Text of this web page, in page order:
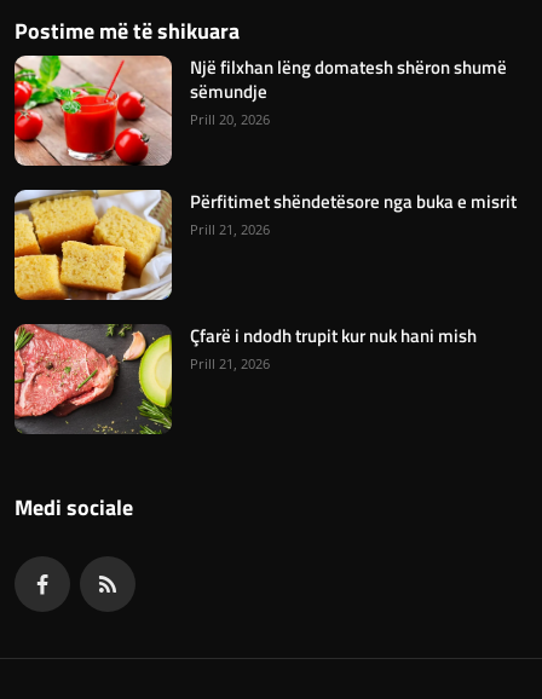
Postime më të shikuara
Një filxhan lëng domatesh shëron shumë
sëmundje
Prill 20, 2026
Përfitimet shëndetësore nga buka e misrit
Prill 21, 2026
Çfarë i ndodh trupit kur nuk hani mish
Prill 21, 2026
Medi sociale